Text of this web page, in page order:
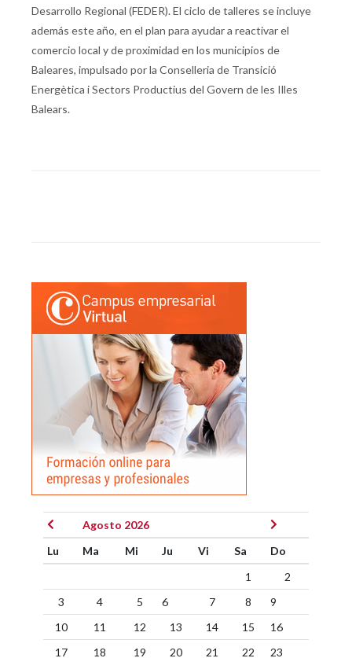
Desarrollo Regional (FEDER). El ciclo de talleres se incluye
además este año, en el plan para ayudar a reactivar el
comercio local y de proximidad en los municipios de
Baleares, impulsado por la Conselleria de Transició
Energètica i Sectors Productius del Govern de les Illes
Balears.
Agosto 2026
Lu
Ma Mi Ju Vi Sa
Do
1
2
3
4 5 6 7 8
9
10
11 12 13 14 15
16
17
18 19 20 21 22 23